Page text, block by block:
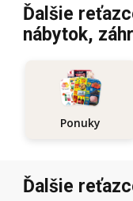
Ďalšie
nábytok,
Ponuky
Ďalšie